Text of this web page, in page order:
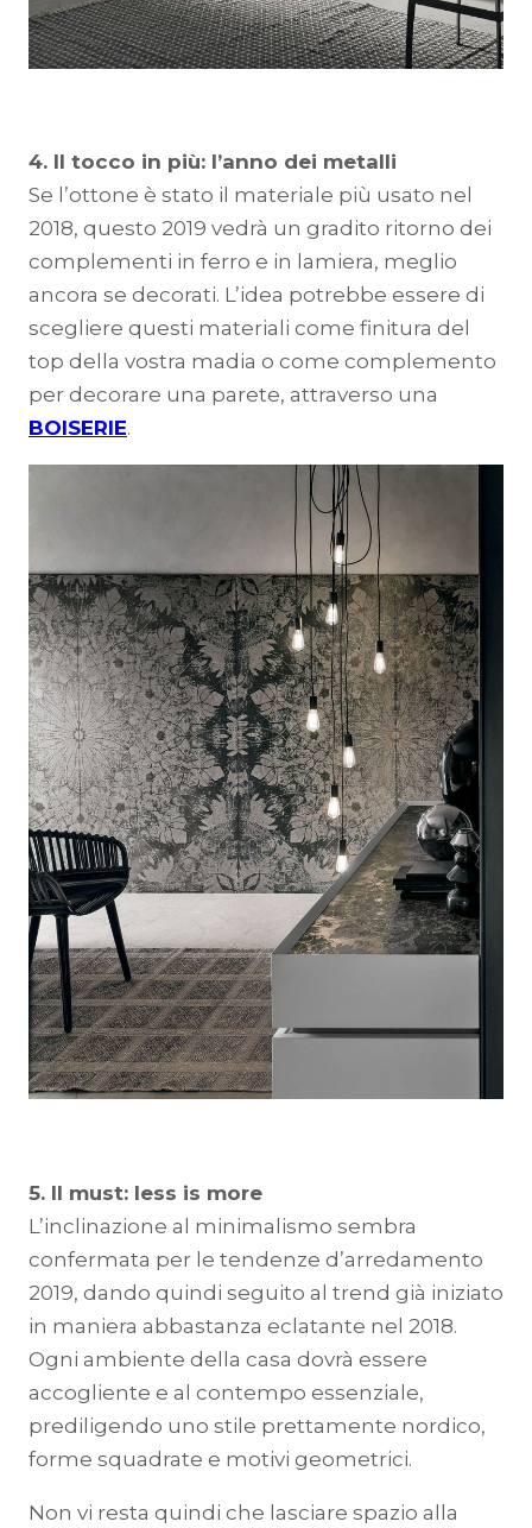
4. Il tocco in più: l’anno dei metalli
Se l’ottone è stato il materiale più usato nel
2018, questo 2019 vedrà un gradito ritorno dei
complementi in ferro e in lamiera, meglio
ancora se decorati. L’idea potrebbe essere di
scegliere questi materiali come finitura del
top della vostra madia o come complemento
per decorare una parete, attraverso una
BOISERIE.
5. Il must: less is more
L’inclinazione al minimalismo sembra
confermata per le tendenze d’arredamento
2019, dando quindi seguito al trend già iniziato
in maniera abbastanza eclatante nel 2018.
Ogni ambiente della casa dovrà essere
accogliente e al contempo essenziale,
prediligendo uno stile prettamente nordico,
forme squadrate e motivi geometrici.
Non vi resta quindi che lasciare spazio alla